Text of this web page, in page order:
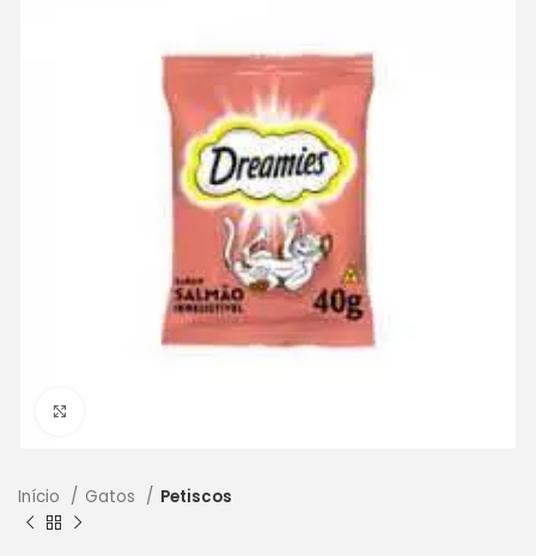
Início Gatos Petiscos